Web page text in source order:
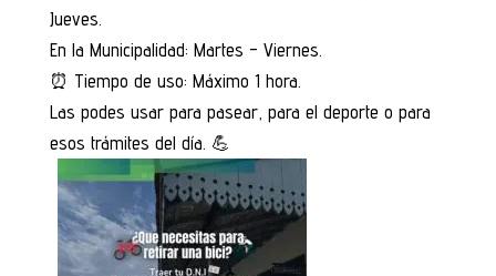
Jueves.
En la Municipalidad: Martes – Viernes.
⏰ Tiempo de uso: Máximo 1 hora.
Las podes usar para pasear, para el deporte o para
esos trámites del día. 💪